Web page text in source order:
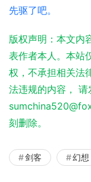
先驱了吧。
版权声明：本文内
表作者本人。本站
权，不承担相关法
法违规的内容， 请
刻删除。
剑客 幻想